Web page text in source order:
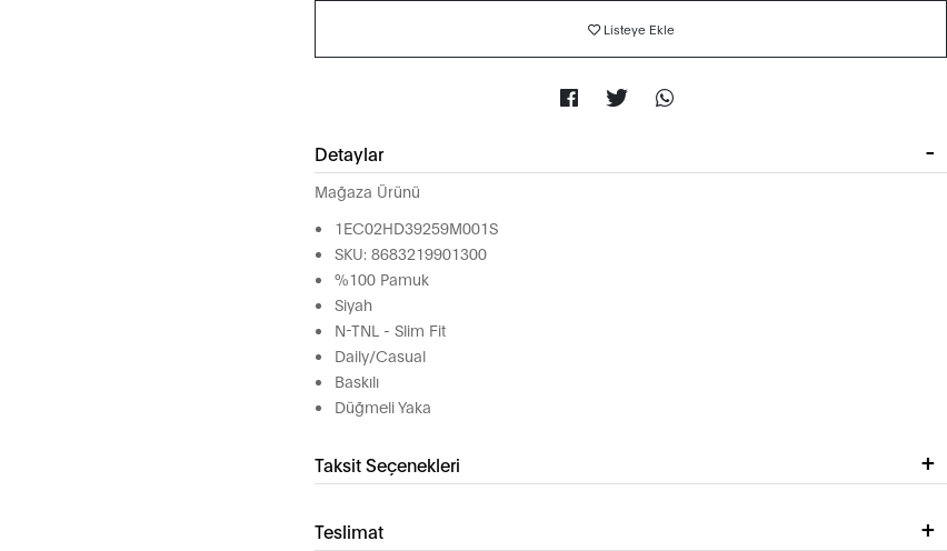
Listeye Ekle
Detaylar
Mağaza Ürünü
1EC02HD39259M001S
SKU: 8683219901300
%100 Pamuk
Siyah
N-TNL - Slim Fit
Daily/Casual
Baskılı
Düğmeli Yaka
Taksit Seçenekleri
Teslimat